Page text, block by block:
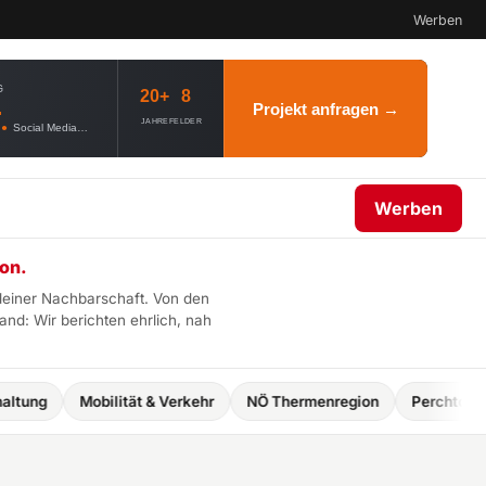
Werben
● Social Media Webdesign ● AI Governance
20+
JAHRE
8
FELDER
Projekt anfragen →
Werben
Nachbarschaft. Von den
Wir berichten ehrlich, nah
Mobilität & Verkehr NÖ Thermenregion